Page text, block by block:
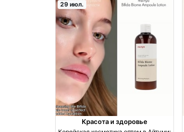
29 июл.
Красота и здоровье